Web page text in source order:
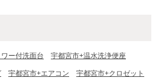
ー付洗面台 宇都宮市+温水洗浄便座
宇都宮市+エアコン 宇都宮市+クロゼット